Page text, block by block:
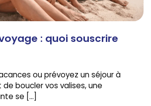
: quoi souscrire
ou prévoyez un séjour à
de boucler vos valises, une
se […]